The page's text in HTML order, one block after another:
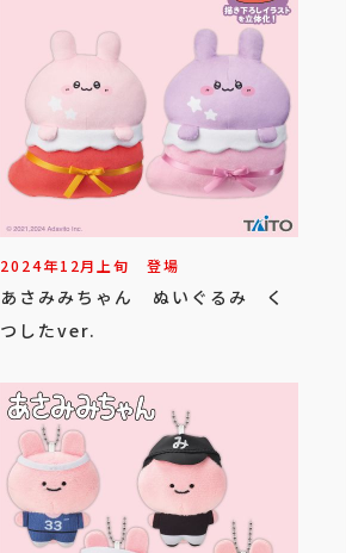
2024年12月上旬 登場
あさみみちゃん ぬいぐるみ く
つしたver.